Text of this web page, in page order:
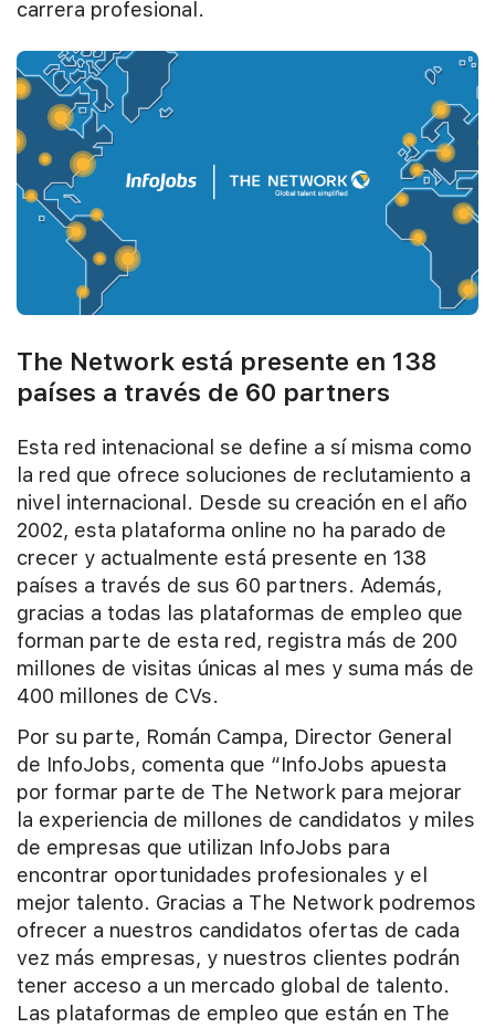
carrera profesional.
The Network está presente en 138
países a través de 60 partners
Esta red intenacional se define a sí misma como
la red que ofrece soluciones de reclutamiento a
nivel internacional. Desde su creación en el año
2002, esta plataforma online no ha parado de
crecer y actualmente está presente en 138
países a través de sus 60 partners. Además,
gracias a todas las plataformas de empleo que
forman parte de esta red, registra más de 200
millones de visitas únicas al mes y suma más de
400 millones de CVs.
Por su parte, Román Campa, Director General
de InfoJobs, comenta que “InfoJobs apuesta
por formar parte de The Network para mejorar
la experiencia de millones de candidatos y miles
de empresas que utilizan InfoJobs para
encontrar oportunidades profesionales y el
mejor talento. Gracias a The Network podremos
ofrecer a nuestros candidatos ofertas de cada
vez más empresas, y nuestros clientes podrán
tener acceso a un mercado global de talento.
Las plataformas de empleo que están en The